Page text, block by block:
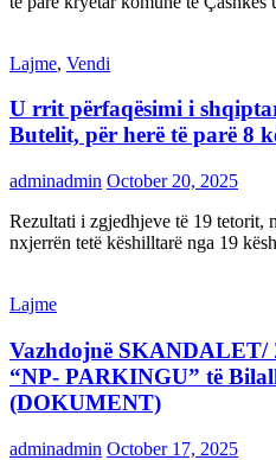
Lajme, Vendi
U rrit përfaqësimi i
Butelit, për herë të parë 8
adminadmin October 20, 2025
Rezultati i zgjedhjeve të 19 tetorit,
nxjerrën tetë këshilltarë nga 19
Lajme
Vazhdojnë
“NP- PARKINGU” të
(DOKUMENT)
adminadmin October 17, 2025